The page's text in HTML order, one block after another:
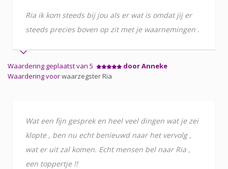
Ria ik kom steeds bij jou als er wat is omdat jij er
steeds precies boven op zit met je waarnemingen .
Waardering geplaatst van 5
door Anneke
Waardering voorwaarzegster Ria
Wat een fijn gesprek en heel veel dingen wat je zei
klopte , ben nu echt benieuwd naar het vervolg ,
wat er uit zal komen. Echt mensen bel naar Ria ,
een toppertje !!